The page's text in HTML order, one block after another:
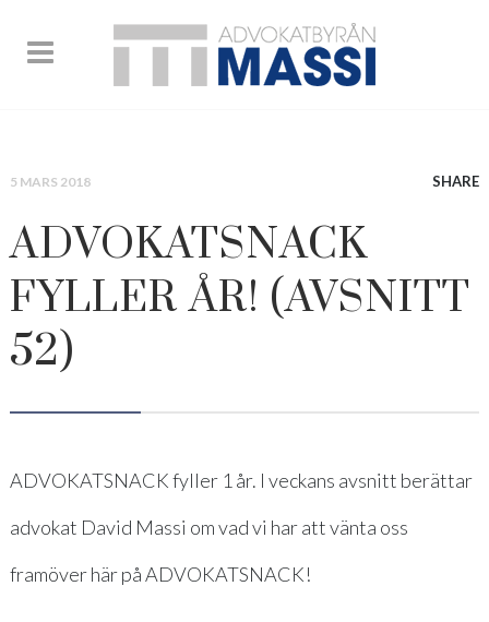
5 MARS 2018 SHARE
ADVOKATSNACK
FYLLER ÅR! (AVSNITT
52)
ADVOKATSNACK fyller 1 år. I veckans avsnitt berättar
advokat David Massi om vad vi har att vänta oss
framöver här på ADVOKATSNACK!